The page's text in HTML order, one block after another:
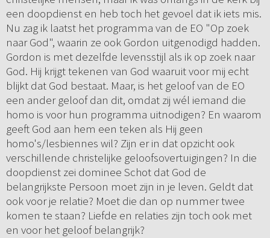
een doopdienst en heb toch het gevoel dat ik iets mis.
Nu zag ik laatst het programma van de EO "Op zoek
naar God", waarin ze ook Gordon uitgenodigd hadden.
Gordon is met dezelfde levensstijl als ik op zoek naar
God. Hij krijgt tekenen van God waaruit voor mij echt
blijkt dat God bestaat. Maar, is het geloof van de EO
een ander geloof dan dit, omdat zij wél iemand die
homo is voor hun programma uitnodigen? En waarom
geeft God aan hem een teken als Hij geen
homo's/lesbiennes wil? Zijn er in dat opzicht ook
verschillende christelijke geloofsovertuigingen? In die
doopdienst zei dominee Schot dat God de
belangrijkste Persoon moet zijn in je leven. Geldt dat
ook voor je relatie? Moet die dan op nummer twee
komen te staan? Liefde en relaties zijn toch ook met
en voor het geloof belangrijk?